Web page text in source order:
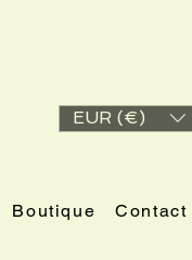
EUR (€)
Boutique Contact